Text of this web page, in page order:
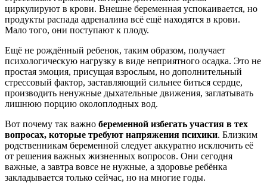
циркулируют в крови. Внешне беременная успокаивается, но
продукты распада адреналина всё ещё находятся в крови.
Мало того, они поступают к плоду.
Ещё не рождённый ребенок, таким образом, получает
психологическую нагрузку в виде неприятного осадка. Это не
простая эмоция, присущая взрослым, но дополнительный
стрессовый фактор, заставляющий сильнее биться сердце,
производить ненужные дыхательные движения, заглатывать
лишнюю порцию околоплодных вод.
Вот почему так важно беременной избегать участия в тех
вопросах, которые требуют напряжения психики. Близким
родственникам беременной следует аккуратно исключить её
от решения важных жизненных вопросов. Они сегодня
важные, а завтра вовсе не нужные, а здоровье ребёнка
закладывается только сейчас, но на многие годы.